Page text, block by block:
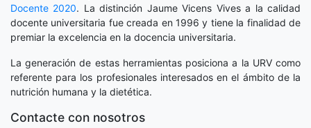
Docente 2020. La distinción Jaume Vicens Vives a la calidad
docente universitaria fue creada en 1996 y tiene la finalidad de
premiar la excelencia en la docencia universitaria.
La generación de estas herramientas posiciona a la URV como
referente para los profesionales interesados en el ámbito de la
nutrición humana y la dietética.
Contacte con nosotros